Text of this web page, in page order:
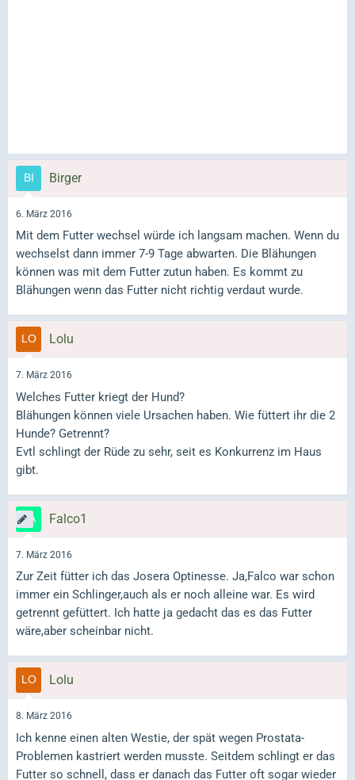
Birger
6. März 2016
Mit dem Futter wechsel würde ich langsam machen. Wenn du
wechselst dann immer 7-9 Tage abwarten. Die Blähungen
können was mit dem Futter zutun haben. Es kommt zu
Blähungen wenn das Futter nicht richtig verdaut wurde.
Lolu
7. März 2016
Welches Futter kriegt der Hund?
Blähungen können viele Ursachen haben. Wie füttert ihr die 2
Hunde? Getrennt?
Evtl schlingt der Rüde zu sehr, seit es Konkurrenz im Haus
gibt.
Falco1
7. März 2016
Zur Zeit fütter ich das Josera Optinesse. Ja,Falco war schon
immer ein Schlinger,auch als er noch alleine war. Es wird
getrennt gefüttert. Ich hatte ja gedacht das es das Futter
wäre,aber scheinbar nicht.
Lolu
8. März 2016
Ich kenne einen alten Westie, der spät wegen Prostata-
Problemen kastriert werden musste. Seitdem schlingt er das
Futter so schnell, dass er danach das Futter oft sogar wieder